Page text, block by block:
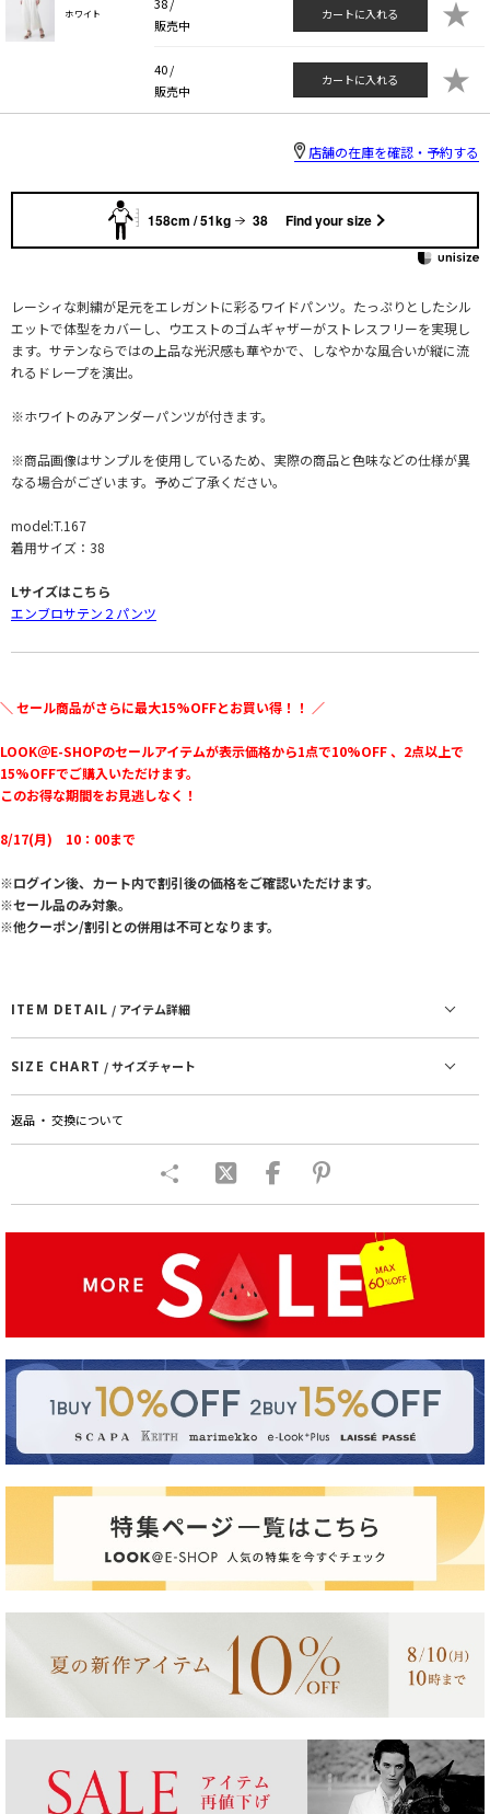
ホワイト
販売中
カートに入れる ★
40 /
販売中
カートに入れる ★
店舗の在庫を確認・予約する
158cm / 51kg 38 Find your size
レーシィな刺繍が足元をエレガントに彩るワイドパンツ。たっぷりとしたシル
エットで体型をカバーし、ウエストのゴムギャザーがストレスフリーを実現し
ます。サテンならではの上品な光沢感も華やかで、しなやかな風合いが縦に流
れるドレープを演出。
※ホワイトのみアンダーパンツが付きます。
※商品画像はサンプルを使用しているため、実際の商品と色味などの仕様が異
なる場合がございます。予めご了承ください。
model:T.167
着用サイズ：38
Lサイズはこちら
エンブロサテン２パンツ
＼ セール商品がさらに最大15%OFFとお買い得！！ ／
LOOK＠E-SHOPのセールアイテムが表示価格から1点で10%OFF 、2点以上で
15%OFFでご購入いただけます。
このお得な期間をお見逃しなく！
8/17(月) 10：00まで
※ログイン後、カート内で割引後の価格をご確認いただけます。
※セール品のみ対象。
※他クーポン/割引との併用は不可となります。
ITEM DETAIL / アイテム詳細
SIZE CHART / サイズチャート
返品 ・ 交換について